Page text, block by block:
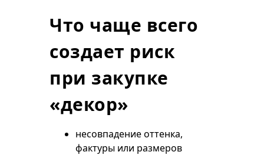
Что чаще всего
создает риск
при закупке
«декор»
несовпадение оттенка,
фактуры или размеров